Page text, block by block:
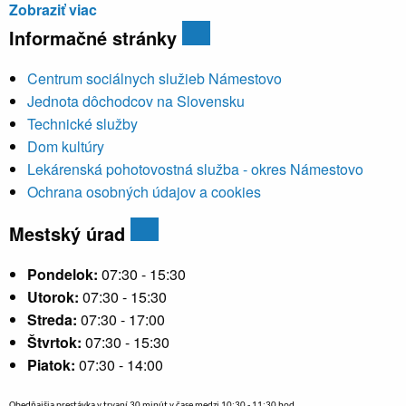
Zobraziť viac
Informačné stránky
Centrum sociálnych služieb Námestovo
Jednota dôchodcov na Slovensku
Technické služby
Dom kultúry
Lekárenská pohotovostná služba - okres Námestovo
Ochrana osobných údajov a cookies
Mestský úrad
Pondelok: 07:30 - 15:30
Utorok: 07:30 - 15:30
Streda: 07:30 - 17:00
Štvrtok: 07:30 - 15:30
Piatok: 07:30 - 14:00